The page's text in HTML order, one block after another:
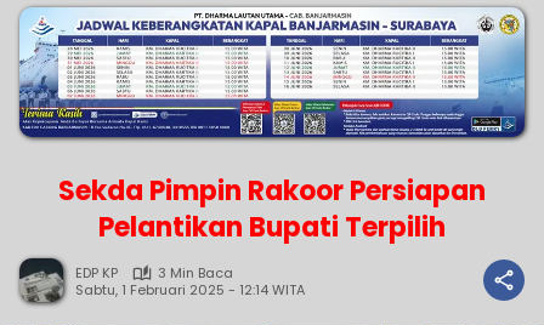
Sekda Pimpin Rakoor Persiapan
Pelantikan Bupati Terpilih
EDP KP
3 Min Baca
Sabtu, 1 Februari 2025 - 12:14 WITA